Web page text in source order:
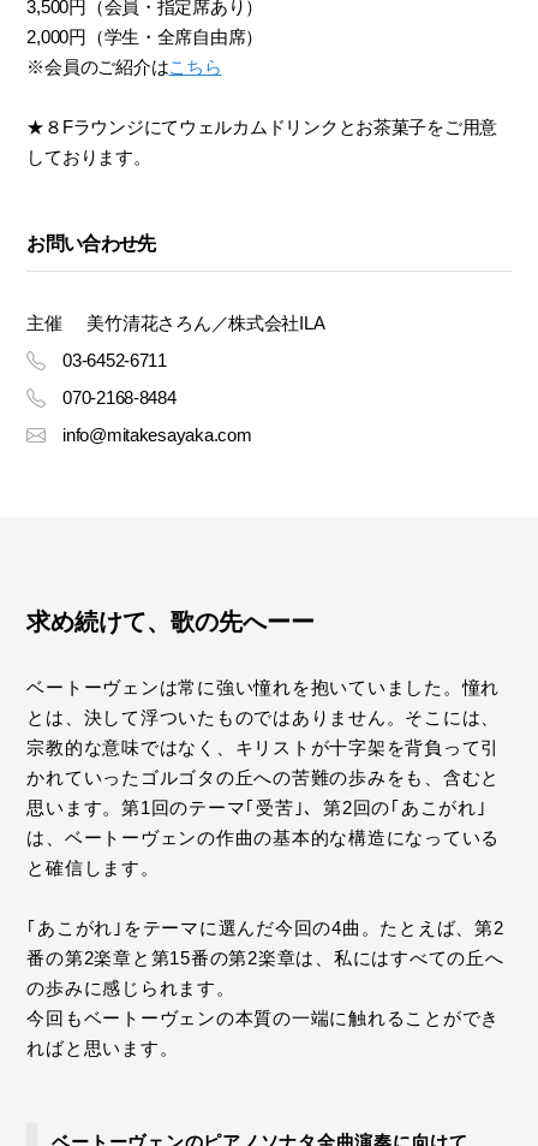
3,500円（会員・指定席あり）
2,000円（学生・全席自由席）
※会員のご紹介はこちら
★８Fラウンジにてウェルカムドリンクとお茶菓子をご用意
しております。
お問い合わせ先
主催
美竹清花さろん／株式会社ILA
03-6452-6711
070-2168-8484
info@mitakesayaka.com
求め続けて、歌の先へーー
ベートーヴェンは常に強い憧れを抱いていました。憧れ
とは、決して浮ついたものではありません。そこには、
宗教的な意味ではなく、キリストが十字架を背負って引
かれていったゴルゴタの丘への苦難の歩みをも、含むと
思います。第1回のテーマ｢受苦｣、第2回の｢あこがれ｣
は、ベートーヴェンの作曲の基本的な構造になっている
と確信します。
｢あこがれ｣をテーマに選んだ今回の4曲。たとえば、第2
番の第2楽章と第15番の第2楽章は、私にはすべての丘へ
の歩みに感じられます。
今回もベートーヴェンの本質の一端に触れることができ
ればと思います。